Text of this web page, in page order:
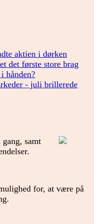
aktien i dørken
det første store brag
hånden?
- juli brillerede
gang, samt
for, at være på